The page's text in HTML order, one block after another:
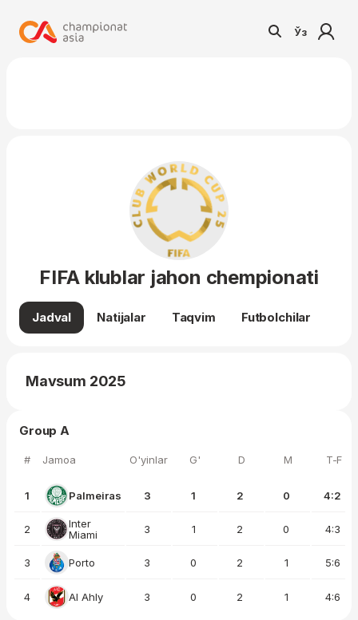
Ўз
FIFA klublar jahon chempionati
Jadval Natijalar Taqvim Futbolchilar
Mavsum 2025
Group A
# Jamoa O'yinlar G' D M T-F
1 Palmeiras 3 1 2 0 4:2
2
Inter
Miami
3 1 2 0 4:3
3 Porto 3 0 2 1 5:6
4 Al Ahly 3 0 2 1 4:6